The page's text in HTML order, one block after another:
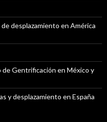
desplazamiento en América
Gentrificación en México y
y desplazamiento en España